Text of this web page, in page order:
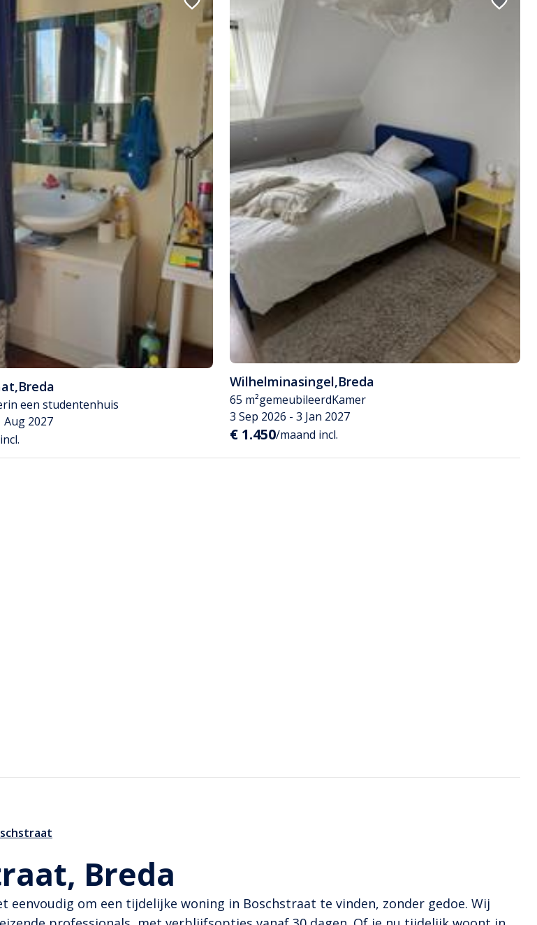
,Breda
in een studentenhuis
Aug 2027
Wilhelminasingel,Breda
65 m²gemeubileerdKamer
3 Sep 2026 - 3 Jan 2027
€ 1.450/maand incl.
Breda
om een tijdelijke woning in Boschstraat te vinden, zonder gedoe. Wij